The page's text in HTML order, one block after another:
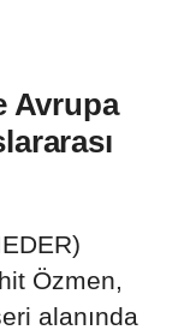
Avrupa
Özmen,
alanında